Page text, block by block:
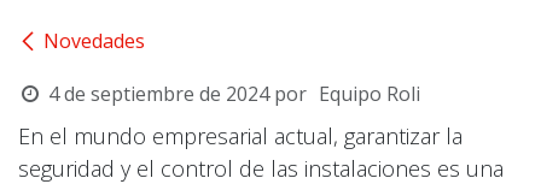
Novedades
4 de septiembre de 2024 por Equipo Roli
En el mundo empresarial actual, garantizar la
seguridad y el control de las instalaciones es una